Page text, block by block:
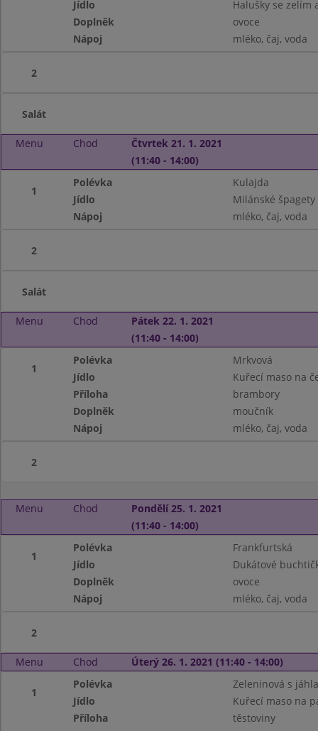
Jídlo
Halušky se zelím
Doplněk
ovoce
Nápoj
mléko, čaj, voda
2
Salát
Menu Chod
Čtvrtek 21. 1. 2021
(11:40 - 14:00)
1
Polévka
Kulajda
Jídlo
Milánské
Nápoj
mléko, čaj, voda
2
Salát
Menu Chod
Pátek 22. 1. 2021
(11:40 - 14:00)
1
Polévka
Mrkvová
Jídlo
Kuřecí maso na
Příloha
brambory
Doplněk
moučník
Nápoj
mléko, čaj, voda
2
Menu Chod
Pondělí 25. 1. 2021
(11:40 - 14:00)
1
Polévka
Frankfurtská
Jídlo
Dukátové
Doplněk
ovoce
Nápoj
mléko, čaj, voda
2
Menu Chod Úterý 26. 1. 2021 (11:40 - 14:00)
1
Polévka
Zeleninová s
Jídlo
Kuřecí maso na
Příloha
těstoviny